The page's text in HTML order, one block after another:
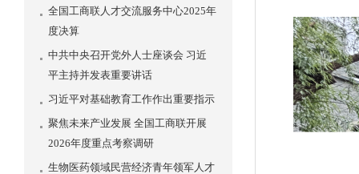
全国工商联人才交流服务中心2025年
度决算
中共中央召开党外人士座谈会 习近
平主持并发表重要讲话
习近平对基础教育工作作出重要指示
聚焦未来产业发展 全国工商联开展
2026年度重点考察调研
生物医药领域民营经济青年领军人才